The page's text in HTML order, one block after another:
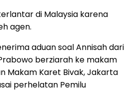
di Malaysia karena
agen.
aduan soal Annisah dari
berziarah ke makam
Makam Karet Bivak, Jakarta
perhelatan Pemilu